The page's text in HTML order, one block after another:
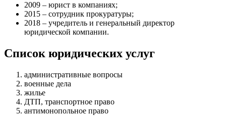
2009 – юрист в компаниях;
2015 – сотрудник прокуратуры;
2018 – учредитель и генеральный директор
юридической компании.
Список юридических услуг
административные вопросы
военные дела
жилье
ДТП, транспортное право
антимонопольное право